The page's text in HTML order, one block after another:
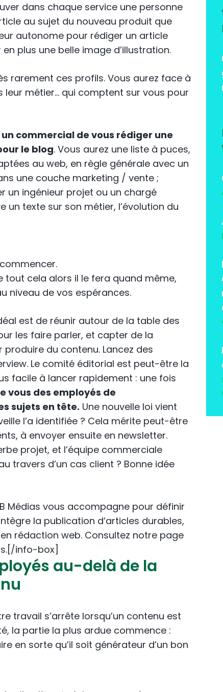
dans chaque service une personne
au sujet du nouveau produit que
autonome pour rédiger un article
plus une belle image d’illustration.
rarement ces profils. Vous aurez face à
leur métier… qui comptent sur vous pour
commercial de vous rédiger une
le blog. Vous aurez une liste à puces,
au web, en règle générale avec un
une couche marketing / vente ;
un ingénieur projet ou un chargé
un texte sur son métier, l’évolution du
tout cela alors il le fera quand même,
niveau de vos espérances.
est de réunir autour de la table des
les faire parler, et capter de la
du contenu. Lancez des
Le comité éditorial est peut-être la
facile à lancer rapidement : une fois
vous des employés de
sujets en tête. Une nouvelle loi vient
l’a identifiée ? Cela mérite peut-être
à envoyer ensuite en newsletter.
projet, et l’équipe commerciale
travers d’un cas client ? Bonne idée
Médias vous accompagne pour définir
la publication d’articles durables,
rédaction web. Consultez notre page
info-box]
au-delà de la
travail s’arrête lorsqu’un contenu est
la partie la plus ardue commence :
en sorte qu’il soit générateur d’un bon